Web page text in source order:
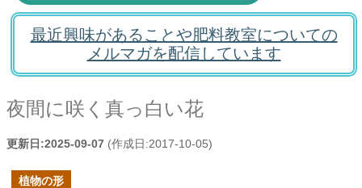
最近興味があることや肥料教室についての
メルマガを配信しています
夜間に咲く真っ白い花
更新日:2025-09-07 (作成日:2017-10-05)
植物の形